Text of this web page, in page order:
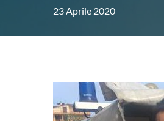
23 Aprile 2020